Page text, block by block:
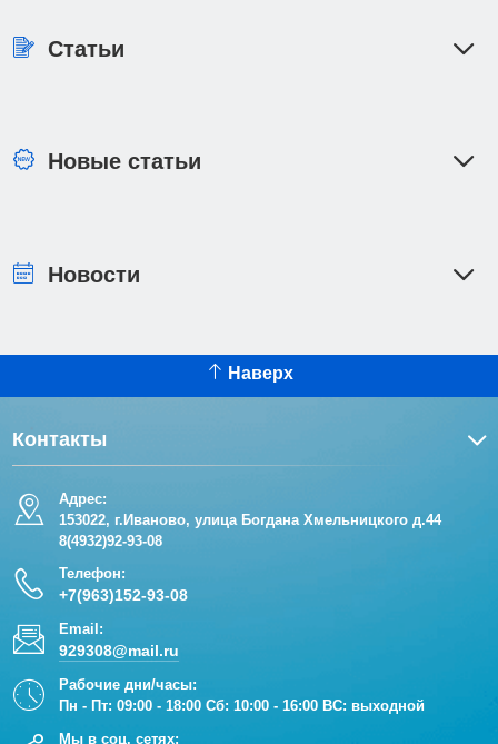
Статьи
Новые статьи
Новости
Наверх
Контакты
Адрес:
153022, г.Иваново, улица Богдана Хмельницкого д.44
8(4932)92-93-08
Телефон:
+7(963)152-93-08
Email:
929308@mail.ru
Рабочие дни/часы:
Пн - Пт: 09:00 - 18:00 Сб: 10:00 - 16:00 ВС: выходной
Мы в соц. сетях: